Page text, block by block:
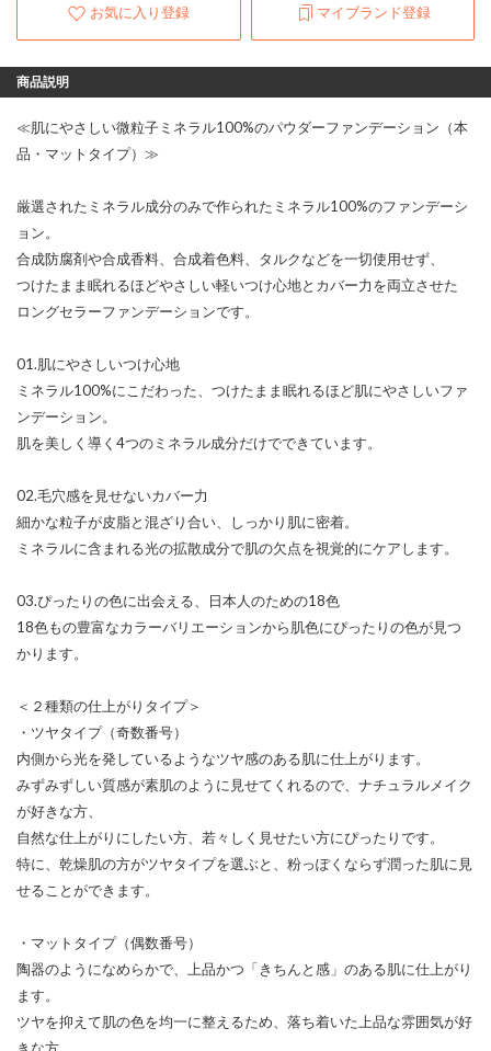
お気に入り登録 マイブランド登録
商品説明
≪肌にやさしい微粒子ミネラル100%のパウダーファンデーション（本
品・マットタイプ）≫
厳選されたミネラル成分のみで作られたミネラル100%のファンデーシ
ョン。
合成防腐剤や合成香料、合成着色料、タルクなどを一切使用せず、
つけたまま眠れるほどやさしい軽いつけ心地とカバー力を両立させた
ロングセラーファンデーションです。
01.肌にやさしいつけ心地
ミネラル100%にこだわった、つけたまま眠れるほど肌にやさしいファ
ンデーション。
肌を美しく導く4つのミネラル成分だけでできています。
02.毛穴感を見せないカバー力
細かな粒子が皮脂と混ざり合い、しっかり肌に密着。
ミネラルに含まれる光の拡散成分で肌の欠点を視覚的にケアします。
03.ぴったりの色に出会える、日本人のための18色
18色もの豊富なカラーバリエーションから肌色にぴったりの色が見つ
かります。
＜２種類の仕上がりタイプ＞
・ツヤタイプ（奇数番号）
内側から光を発しているようなツヤ感のある肌に仕上がります。
みずみずしい質感が素肌のように見せてくれるので、ナチュラルメイク
が好きな方、
自然な仕上がりにしたい方、若々しく見せたい方にぴったりです。
特に、乾燥肌の方がツヤタイプを選ぶと、粉っぽくならず潤った肌に見
せることができます。
・マットタイプ（偶数番号）
陶器のようになめらかで、上品かつ「きちんと感」のある肌に仕上がり
ます。
ツヤを抑えて肌の色を均一に整えるため、落ち着いた上品な雰囲気が好
きな方、